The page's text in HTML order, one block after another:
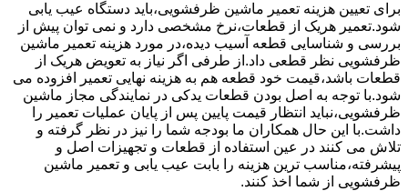
برای تعیین هزینه تعمیر ماشین ظرفشویی،باید دستگاه عیب یابی
شود.تعمیر هریک از قطعات،نرخ مشخصی دارد و نمی توان پیش از
بررسی و شناسایی قطعه آسیب دیده،در مورد هزینه تعمیر ماشین
ظرفشویی نظر قطعی داد.از طرفی اگر نیاز به تعویض هریک از
قطعات باشد،قیمت خود قطعه هم به هزینه نهایی تعمیر افزوده می
شود.با توجه به اصل بودن قطعات یدکی در نمایندگی مجاز ماشین
ظرفشویی،نباید انتظار قیمت پایین پس از پایان عملیات تعمیر را
داشت.با این حال همکاران ما بودجه شما را نیز در نظر گرفته و
تلاش می کنند در عین استفاده از قطعات و تجهیزات اصل و
پیشرفته،مناسب ترین هزینه را بابت عیب یابی و تعمیر ماشین
ظرفشویی از شما اخذ کنند.